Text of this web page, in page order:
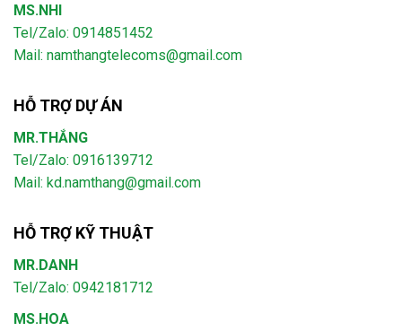
MS.NHI
Tel/Zalo: 0914851452
Mail: namthangtelecoms@gmail.com
HỖ TRỢ DỰ ÁN
MR.THẮNG
Tel/Zalo: 0916139712
Mail: kd.namthang@gmail.com
HỖ TRỢ KỸ THUẬT
MR.DANH
Tel/Zalo: 0942181712
MS.HOA